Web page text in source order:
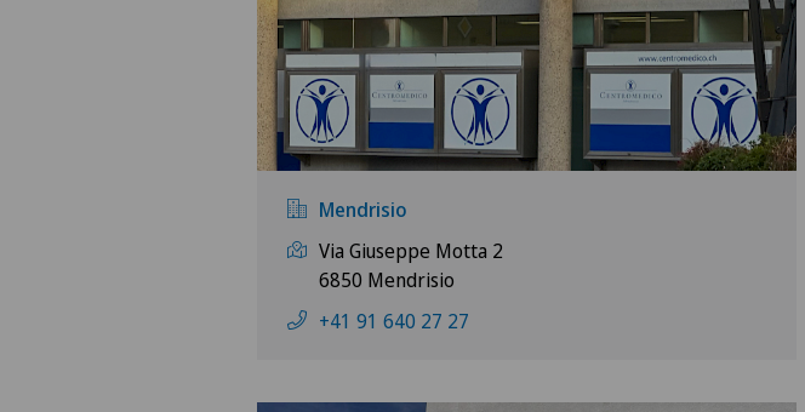
Mendrisio
Via Giuseppe Motta 2
6850 Mendrisio
+41 91 640 27 27